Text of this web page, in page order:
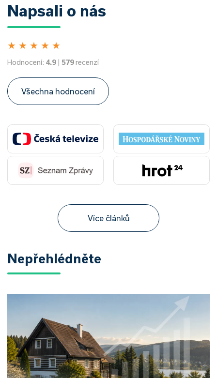
Napsali o nás
★ ★ ★ ★ ★
Hodnocení: 4.9 | 579recenzí
Všechna hodnocení
Více článků
Nepřehlédněte